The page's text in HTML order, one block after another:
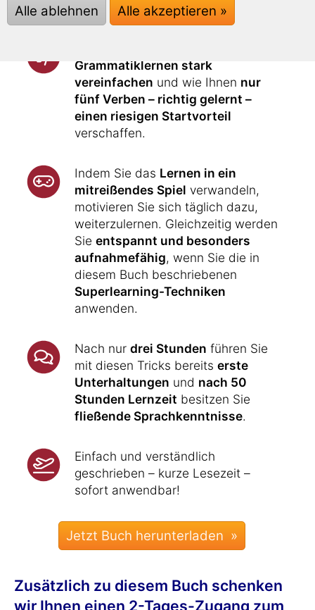
wieder vergessen.
Grammatiklernen stark
vereinfachen und wie Ihnen nur
fünf Verben – richtig gelernt –
einen riesigen Startvorteil
verschaffen.
Indem Sie das Lernen in ein
mitreißendes Spiel verwandeln,
motivieren Sie sich täglich dazu,
weiterzulernen. Gleichzeitig werden
Sie entspannt und besonders
aufnahmefähig, wenn Sie die in
diesem Buch beschriebenen
Superlearning-Techniken
anwenden.
Nach nur drei Stunden führen Sie
mit diesen Tricks bereits erste
Unterhaltungen und nach 50
Stunden Lernzeit besitzen Sie
fließende Sprachkenntnisse.
Einfach und verständlich
geschrieben – kurze Lesezeit –
sofort anwendbar!
Zusätzlich zu diesem Buch schenken
wir Ihnen einen 2-Tages-Zugang zum
Alle ablehnen Alle akzeptieren »